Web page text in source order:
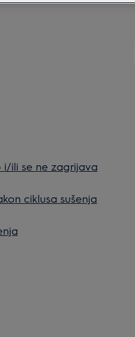
i/ili se ne zagrijava
ciklusa sušenja